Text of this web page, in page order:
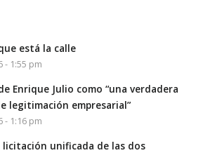
está la calle
- 1:55 pm
Enrique Julio como “una verdadera
legitimación empresarial”
- 1:16 pm
licitación unificada de las dos